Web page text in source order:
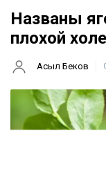
Названы
плохой
Асыл Беков